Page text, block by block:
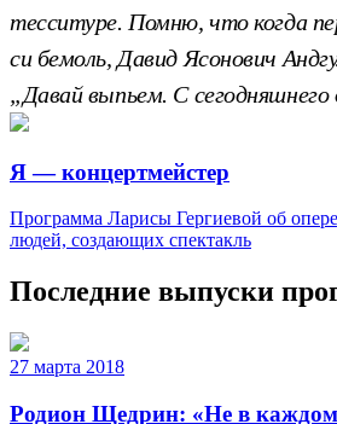
тесситуре. Помню, что когда
си бемоль, Давид Ясонович
„Давай выпьем. С
Я — концертмейстер
Программа Ларисы Гергиевой об
людей, создающих спектакль
Последние выпуски
27 марта 2018
Родион Щедрин: «Не в каждом